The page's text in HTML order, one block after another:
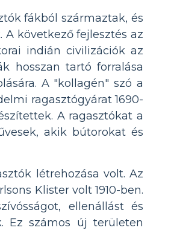
fákból származtak, és
következő fejlesztés az
indián civilizációk az
hosszan tartó forralása
A "kollagén" szó a
ragasztógyárat 1690-
A ragasztókat a
akik bútorokat és
létrehozása volt. Az
Klister volt 1910-ben.
ellenállást és
Ez számos új területen